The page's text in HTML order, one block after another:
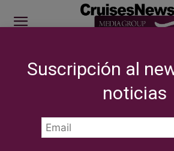
SITE SPONSOR: ICS 2026
NOTICIAS
SECTOR
Suscripción al
noticias